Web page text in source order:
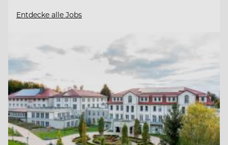
Entdecke alle Jobs